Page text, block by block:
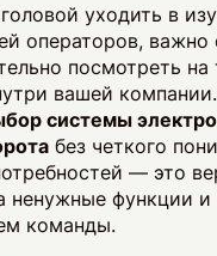
уходить в
операторов, важно
посмотреть на
вашей
системы
без четкого
— это
ненужные функции и
команды.